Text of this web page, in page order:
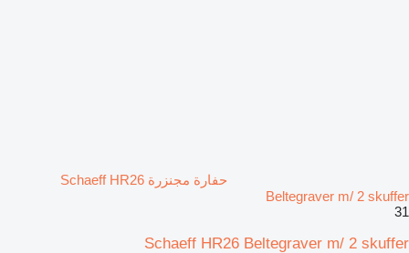
حفارة مجنزرة Schaeff HR26
Beltegraver m/ 2 skuffer
31
Schaeff HR26 Beltegraver m/ 2 skuffer